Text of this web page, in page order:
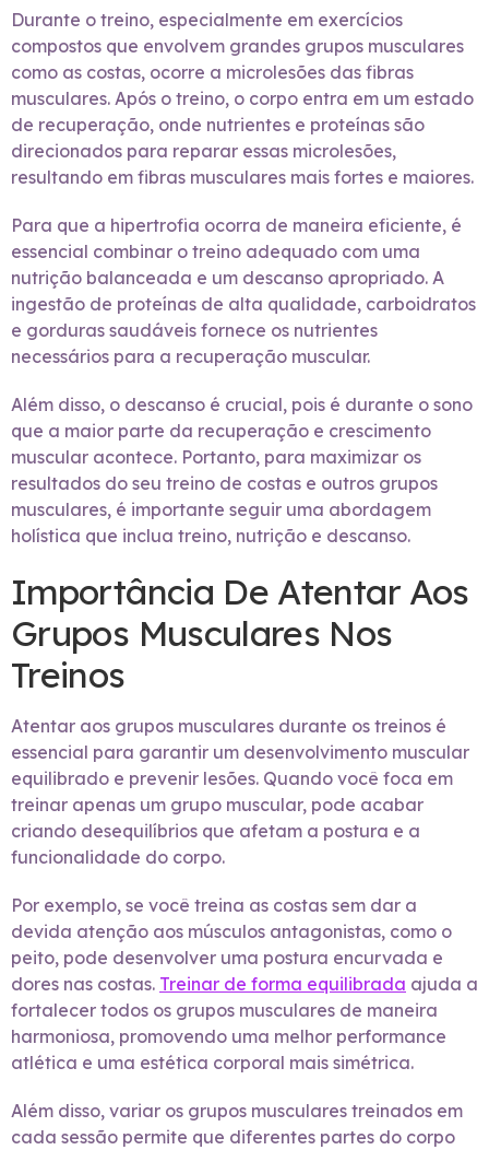
Durante o treino, especialmente em exercícios
compostos que envolvem grandes grupos musculares
como as costas, ocorre a microlesões das fibras
musculares. Após o treino, o corpo entra em um estado
de recuperação, onde nutrientes e proteínas são
direcionados para reparar essas microlesões,
resultando em fibras musculares mais fortes e maiores.
Para que a hipertrofia ocorra de maneira eficiente, é
essencial combinar o treino adequado com uma
nutrição balanceada e um descanso apropriado. A
ingestão de proteínas de alta qualidade, carboidratos
e gorduras saudáveis fornece os nutrientes
necessários para a recuperação muscular.
Além disso, o descanso é crucial, pois é durante o sono
que a maior parte da recuperação e crescimento
muscular acontece. Portanto, para maximizar os
resultados do seu treino de costas e outros grupos
musculares, é importante seguir uma abordagem
holística que inclua treino, nutrição e descanso.
Importância De Atentar Aos
Grupos Musculares Nos
Treinos
Atentar aos grupos musculares durante os treinos é
essencial para garantir um desenvolvimento muscular
equilibrado e prevenir lesões. Quando você foca em
treinar apenas um grupo muscular, pode acabar
criando desequilíbrios que afetam a postura e a
funcionalidade do corpo.
Por exemplo, se você treina as costas sem dar a
devida atenção aos músculos antagonistas, como o
peito, pode desenvolver uma postura encurvada e
dores nas costas. Treinar de forma equilibrada ajuda a
fortalecer todos os grupos musculares de maneira
harmoniosa, promovendo uma melhor performance
atlética e uma estética corporal mais simétrica.
Além disso, variar os grupos musculares treinados em
cada sessão permite que diferentes partes do corpo